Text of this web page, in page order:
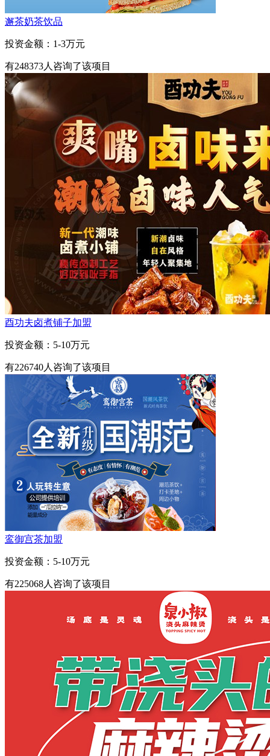
邂茶奶茶饮品
投资金额： 1-3万元
有248373人咨询了该项目
酉功夫卤煮铺子加盟
投资金额： 5-10万元
有226740人咨询了该项目
鸾御宫茶加盟
投资金额： 5-10万元
有225068人咨询了该项目